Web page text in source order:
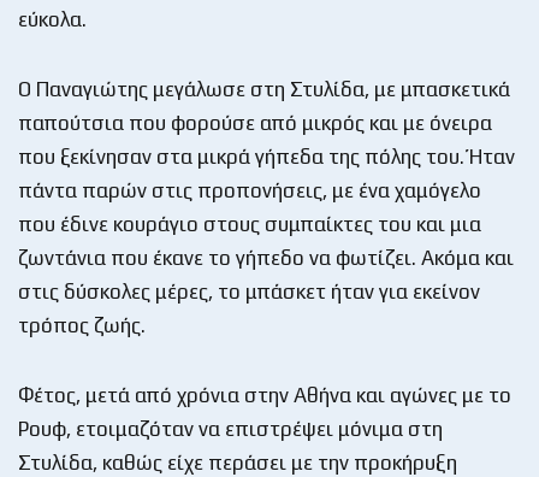
εύκολα.
Ο Παναγιώτης μεγάλωσε στη Στυλίδα, με μπασκετικά
παπούτσια που φορούσε από μικρός και με όνειρα
που ξεκίνησαν στα μικρά γήπεδα της πόλης του. Ήταν
πάντα παρών στις προπονήσεις, με ένα χαμόγελο
που έδινε κουράγιο στους συμπαίκτες του και μια
ζωντάνια που έκανε το γήπεδο να φωτίζει. Ακόμα και
στις δύσκολες μέρες, το μπάσκετ ήταν για εκείνον
τρόπος ζωής.
Φέτος, μετά από χρόνια στην Αθήνα και αγώνες με το
Ρουφ, ετοιμαζόταν να επιστρέψει μόνιμα στη
Στυλίδα, καθώς είχε περάσει με την προκήρυξη